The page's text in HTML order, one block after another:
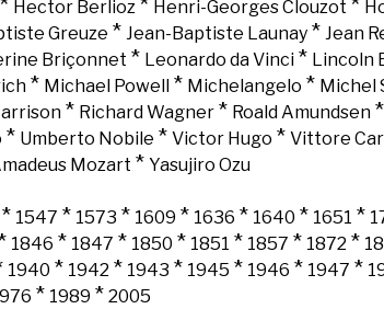
Hector Berlioz* Henri-Georges Clouzot *
Greuze * Jean-Baptiste Launay * Jean
Briçonnet * Leonardo da Vinci * Lincoln
* Michael Powell * Michelangelo * Michel
* Richard Wagner * Roald Amundsen *
* Umberto Nobile * Victor Hugo * Vittore
Mozart * Yasujiro Ozu
* 1547 * 1573 * 1609 * 1636 * 1640 * 1651 *
1846 * 1847 * 1850 * 1851 * 1857 * 1872 *
1940 * 1942 * 1943 * 1945 * 1946 * 1947 *
* 1989 * 2005